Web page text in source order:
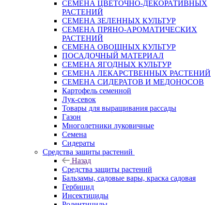
СЕМЕНА ЦВЕТОЧНО-ДЕКОРАТИВНЫХ
РАСТЕНИЙ
СЕМЕНА ЗЕЛЕННЫХ КУЛЬТУР
СЕМЕНА ПРЯНО-АРОМАТИЧЕСКИХ
РАСТЕНИЙ
СЕМЕНА ОВОЩНЫХ КУЛЬТУР
ПОСАДОЧНЫЙ МАТЕРИАЛ
СЕМЕНА ЯГОДНЫХ КУЛЬТУР
СЕМЕНА ЛЕКАРСТВЕННЫХ РАСТЕНИЙ
СЕМЕНА СИДЕРАТОВ И МЕДОНОСОВ
Картофель семенной
Лук-севок
Товары для выращивания рассады
Газон
Многолетники луковичные
Семена
Сидераты
Средства защиты растений
Назад
Средства защиты растений
Бальзамы, садовые вары, краска садовая
Гербицид
Инсектициды